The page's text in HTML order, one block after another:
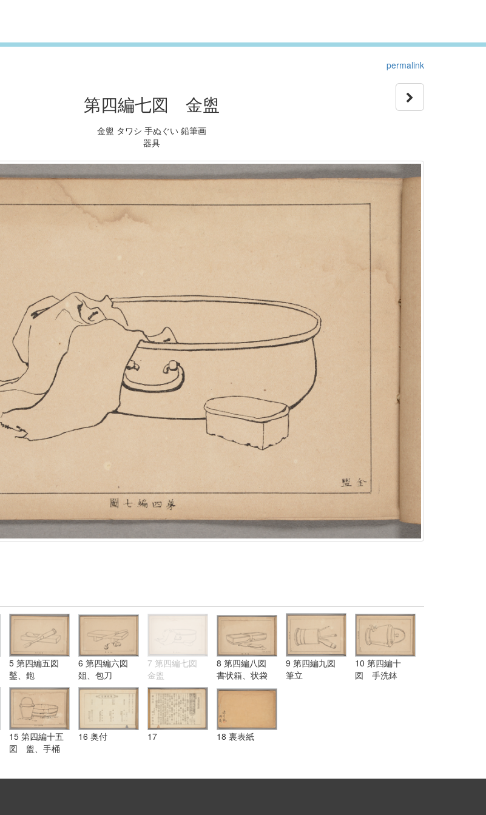
permalink
第四編七図 金盥
金盥 タワシ 手ぬぐい 鉛筆画
器具
5 第四編五図
鑿、鉋
6 第四編六図
爼、包刀
7 第四編七図
金盥
8 第四編八図
書状箱、状袋
9 第四編九図
筆立
10 第四編十
図 手洗鉢
15 第四編十五
図 盥、手桶
16 奥付 17 18 裏表紙